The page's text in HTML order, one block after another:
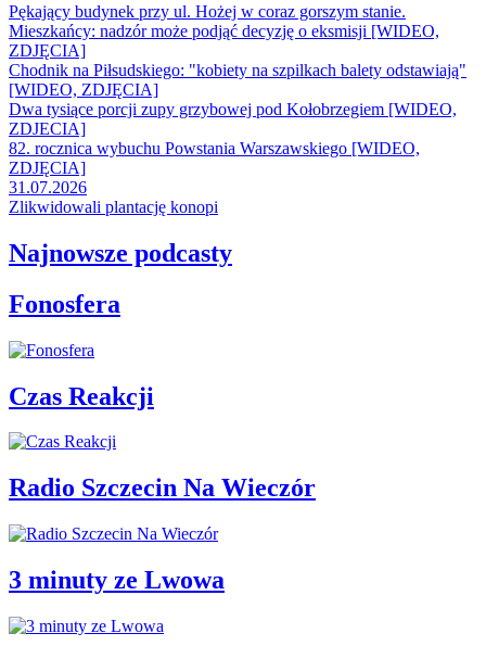
Pękający budynek przy ul. Hożej w coraz gorszym stanie.
Mieszkańcy: nadzór może podjąć decyzję o eksmisji [WIDEO,
ZDJĘCIA]
Chodnik na Piłsudskiego: "kobiety na szpilkach balety odstawiają"
[WIDEO, ZDJĘCIA]
Dwa tysiące porcji zupy grzybowej pod Kołobrzegiem [WIDEO,
ZDJECIA]
82. rocznica wybuchu Powstania Warszawskiego [WIDEO,
ZDJĘCIA]
31.07.2026
Zlikwidowali plantację konopi
Najnowsze podcasty
Fonosfera
Czas Reakcji
Radio Szczecin Na Wieczór
3 minuty ze Lwowa